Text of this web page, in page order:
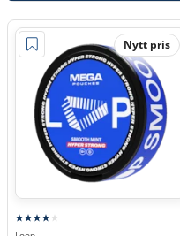
Nytt pris